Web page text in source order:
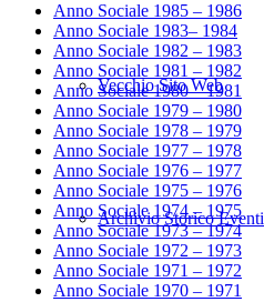
Vecchio Sito Web
Archivio Storico Eventi
Anno Sociale 1985 – 1986
Anno Sociale 1983– 1984
Anno Sociale 1982 – 1983
Anno Sociale 1981 – 1982
Anno Sociale 1980 – 1981
Anno Sociale 1979 – 1980
Anno Sociale 1978 – 1979
Anno Sociale 1977 – 1978
Anno Sociale 1976 – 1977
Anno Sociale 1975 – 1976
Anno Sociale 1974 – 1975
Anno Sociale 1973 – 1974
Anno Sociale 1972 – 1973
Anno Sociale 1971 – 1972
Anno Sociale 1970 – 1971